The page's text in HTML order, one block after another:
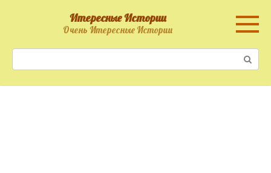
Итересные Истории
Очень Итересные Истории